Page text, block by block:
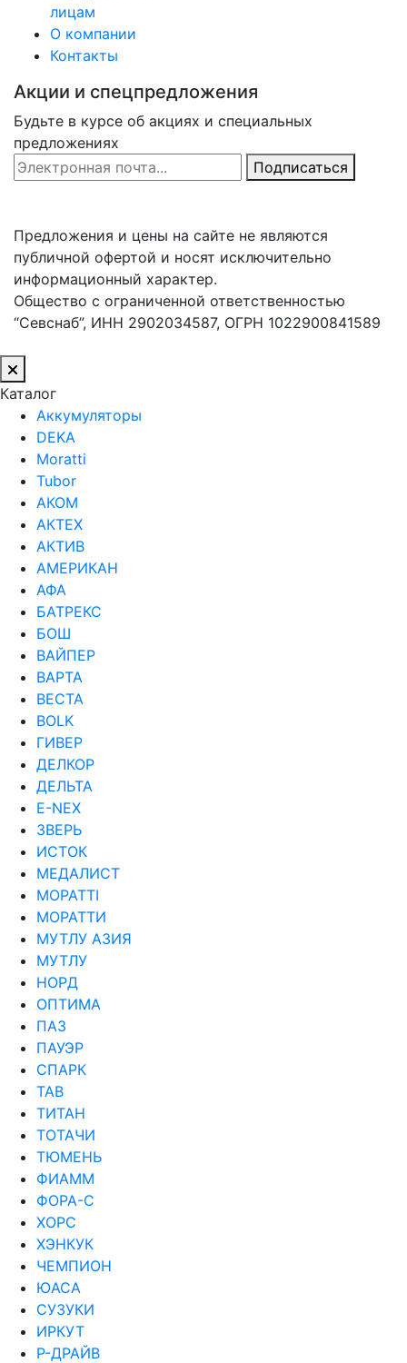
лицам
О компании
Контакты
Акции и спецпредложения
Будьте в курсе об акциях и специальных
предложениях
Email Address
Подписаться
Предложения и цены на сайте не являются
публичной офертой и носят исключительно
информационный характер.
Общество с ограниченной ответственностью
“Севснаб”, ИНН 2902034587, ОГРН 1022900841589
Каталог
Аккумуляторы
DEKA
Moratti
Tubor
АКОМ
АКТЕХ
АКТИВ
АМЕРИКАН
АФА
БАТРЕКС
БОШ
ВАЙПЕР
ВАРТА
ВЕСТА
ВОLK
ГИВЕР
ДЕЛКОР
ДЕЛЬТА
Е-NEX
ЗВЕРЬ
ИСТОК
МЕДАЛИСТ
МОРАТТI
МОРАТТИ
МУТЛУ АЗИЯ
МУТЛУ
НОРД
ОПТИМА
ПАЗ
ПАУЭР
СПАРК
ТАВ
ТИТАН
ТОТАЧИ
ТЮМЕНЬ
ФИАММ
ФОРА-С
ХОРС
ХЭНКУК
ЧЕМПИОН
ЮАСА
СУЗУКИ
ИРКУТ
Р-ДРАЙВ